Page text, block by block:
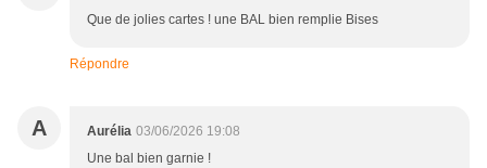
Que de jolies cartes ! une BAL bien remplie Bises
Répondre
A Aurélia 03/06/2026 19:08
Une bal bien garnie !